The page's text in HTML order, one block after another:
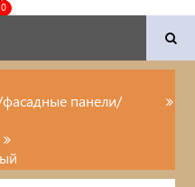
панели/